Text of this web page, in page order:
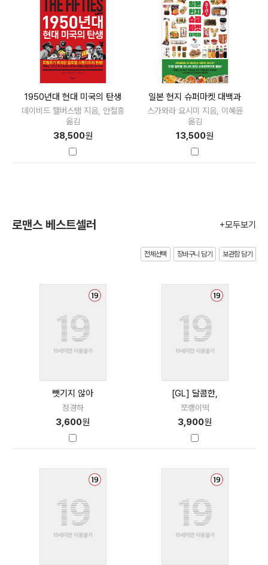
1950년대 현대 미국의 탄생
데이비드 핼버스탬 지음, 안철흥
옮김
38,500원
일본 현지 슈퍼마켓 대백과
스가와라 요시미 지음, 이혜윤
옮김
13,500원
로맨스 베스트셀러 +모두보기
전체선택 장바구니 담기 보관함 담기
뺏기지 않아
정경하
3,600원
[GL] 달콤한,
쪼랭이떡
3,900원